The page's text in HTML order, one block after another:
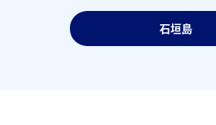
石垣島